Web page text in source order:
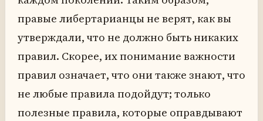
правые либертарианцы не верят, как вы
утверждали, что не должно быть никаких
правил. Скорее, их понимание важности
правил означает, что они также знают, что
не любые правила подойдут; только
полезные правила, которые оправдывают